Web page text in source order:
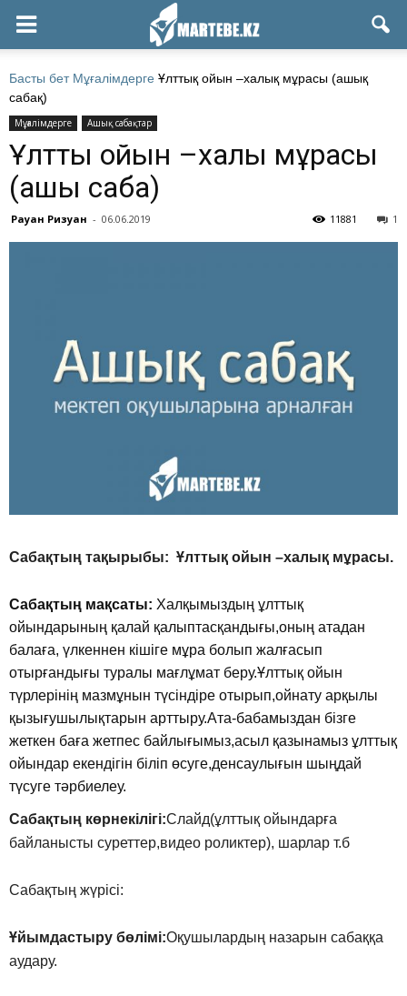
Басты бет Мұғалімдерге Ұлттық ойын –халық мұрасы (ашық
сабақ)
Мұғалімдерге Ашық сабақтар
Ұлттық ойын –халық мұрасы
(ашық сабақ)
Рауан Ризуан - 06.06.2019 1
11881
Сабақтың тақырыбы: Ұлттық ойын –халық мұрасы.
Сабақтың мақсаты: Халқымыздың ұлттық
ойындарының қалaй қалыптасқандығы,оның атадан
балаға, үлкеннен кішіге мұра болып жалғасып
отырғандығы туралы мағлұмат беру.Ұлттық ойын
түрлерінің мазмұнын түсіндіре отырып,ойнату арқылы
қызығушылықтарын арттыру.Ата-бабамыздан бізге
жеткен баға жетпес байлығымыз,асыл қазынамыз ұлттық
ойындар екендігін біліп өсуге,денсаулығын шыңдай
түсуге тәрбиелеу.
Сабaқтың көрнекілігі:Слайд(ұлттық ойындарға
байланысты суреттер,видео роликтер), шарлар т.б
Сабaқтың жүрісі:
Ұйымдастыру бөлімі:Оқушылардың назарын сабаққа
аудару.